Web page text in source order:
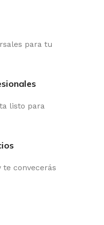
para tu
listo para
te convecerás